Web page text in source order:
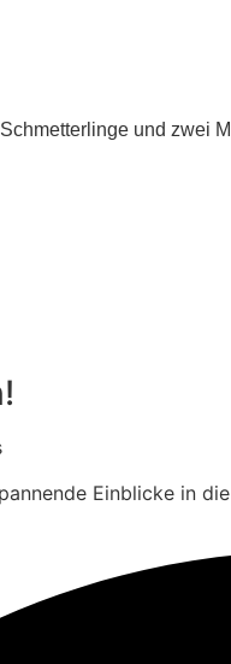
und zwei
Einblicke in